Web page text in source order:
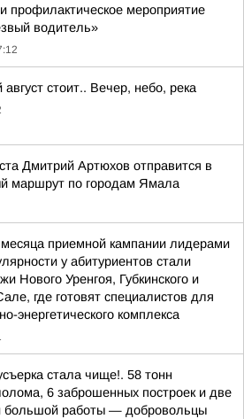
профилактическое мероприятие
водитель»
стоит.. Вечер, небо, река
Дмитрий Артюхов отправится в
маршрут по городам Ямала
приемной кампании лидерами
у абитуриентов стали
Нового Уренгоя, Губкинского и
где готовят специалистов для
энергетического комплекса
стала чище!. 58 тонн
6 заброшенных построек и две
большой работы — добровольцы